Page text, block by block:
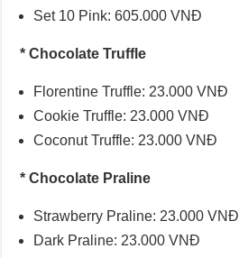
Set 10 Pink: 605.000 VNĐ
* Chocolate Truffle
Florentine Truffle: 23.000 VNĐ
Cookie Truffle: 23.000 VNĐ
Coconut Truffle: 23.000 VNĐ
* Chocolate Praline
Strawberry Praline: 23.000 VNĐ
Dark Praline: 23.000 VNĐ